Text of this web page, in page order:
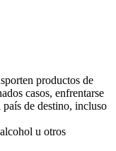
productos de
casos, enfrentarse
país de destino, incluso
u otros